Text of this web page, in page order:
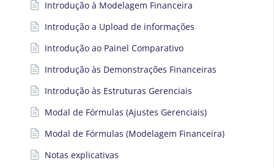
Introdução à Modelagem Financeira
Introdução a Upload de informações
Introdução ao Painel Comparativo
Introdução às Demonstrações Financeiras
Introdução às Estruturas Gerenciais
Modal de Fórmulas (Ajustes Gerenciais)
Modal de Fórmulas (Modelagem Financeira)
Notas explicativas